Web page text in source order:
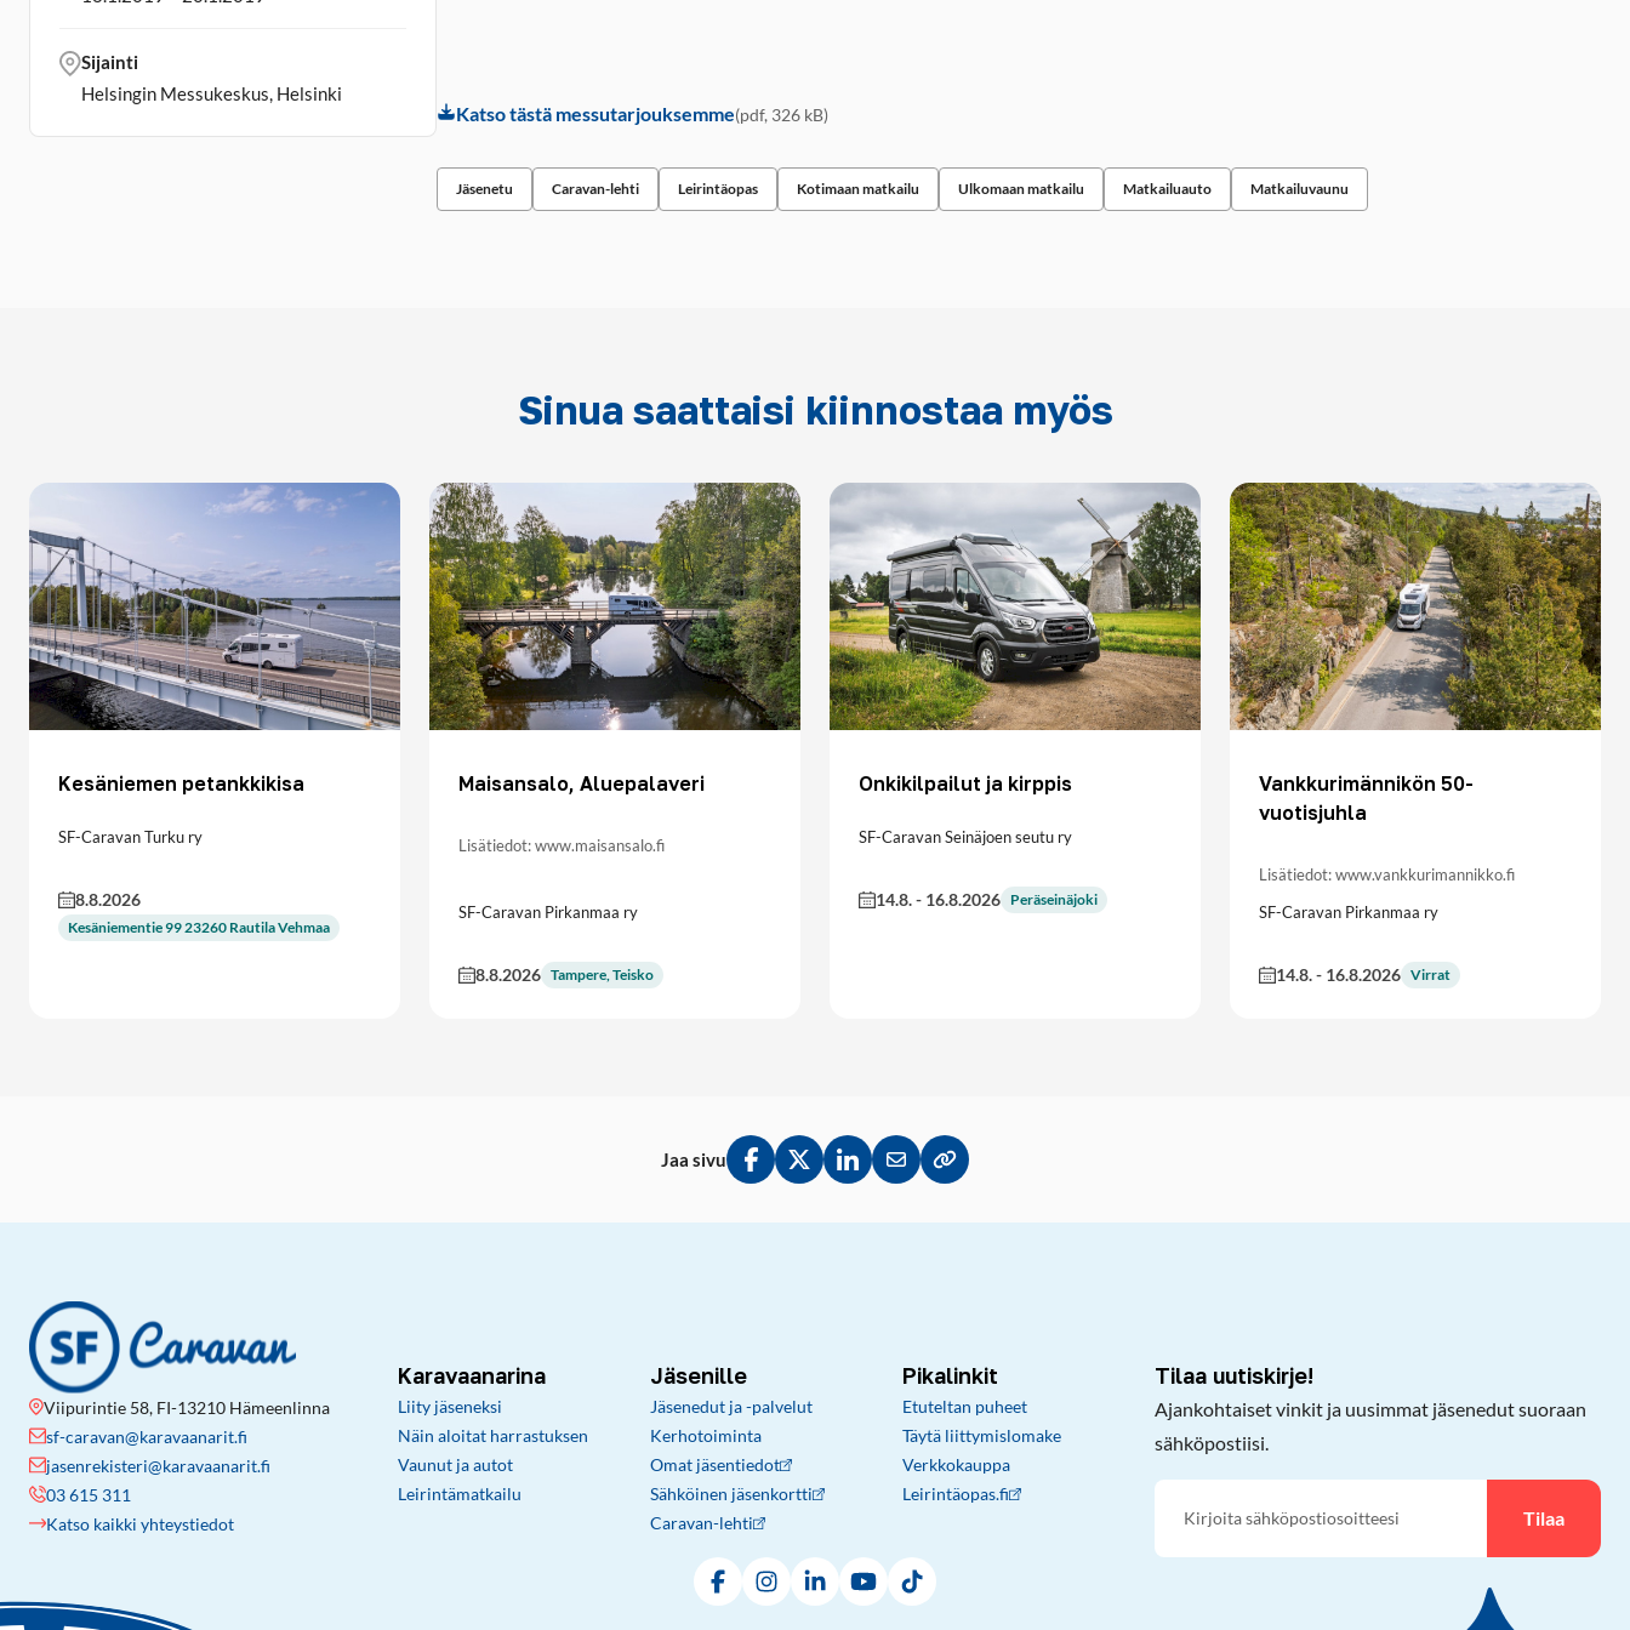
Katso tästä messutarjouksemme(pdf, 326 kB)
Jäsenetu Caravan-lehti Leirintäopas Kotimaan matkailu Ulkomaan matkailu Matkailuauto Matkailuvaunu
Sijainti
Helsingin Messukeskus, Helsinki
Sinua saattaisi kiinnostaa myös
Kesäniemen petankkikisa
SF-Caravan Turku ry
8.8.2026
Kesäniementie 99 23260 Rautila Vehmaa
Maisansalo, Aluepalaveri
Lisätiedot: www.maisansalo.fi
SF-Caravan Pirkanmaa ry
8.8.2026 Tampere, Teisko
Onkikilpailut ja kirppis
SF-Caravan Seinäjoen seutu ry
14.8.- 16.8.2026 Peräseinäjoki
Vankkurimännikön 50-
vuotisjuhla
Lisätiedot: www.vankkurimannikko.fi
SF-Caravan Pirkanmaa ry
14.8.- 16.8.2026 Virrat
Jaa sivu
Jaa Facebookissa
Jaa Twitterissä
Jaa LinkedInissä
Jaa sähköpostitse
Kopioi linkki leikepöydälle
Viipurintie 58, FI-13210 Hämeenlinna
sf-caravan@karavaanarit.fi
jasenrekisteri@karavaanarit.fi
03 615 311
Katso kaikki yhteystiedot
Karavaanarina
Liity jäseneksi
Näin aloitat harrastuksen
Vaunut ja autot
Leirintämatkailu
Jäsenille
Jäsenedut ja -palvelut
Kerhotoiminta
Omat jäsentiedot
Sähköinen jäsenkortti
Caravan-lehti
Pikalinkit
Etuteltan puheet
Täytä liittymislomake
Verkkokauppa
Leirintäopas.fi
Tilaa uutiskirje!
Ajankohtaiset vinkit ja uusimmat jäsenedut suoraan
sähköpostiisi.
Tilaa
FacebookInstagramLinkedInYouTubeTikTok